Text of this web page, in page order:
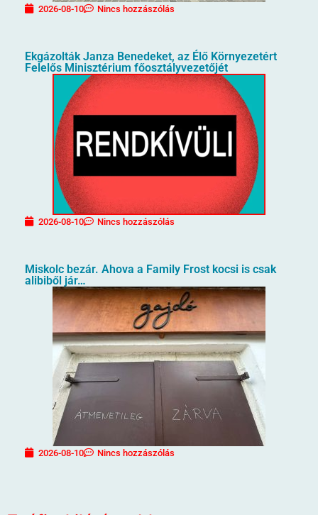
2026-08-10 Nincs hozzászólás
Ekgázolták Janza Benedeket, az Élő Környezetért
Felelős Minisztérium főosztályvezetőjét
2026-08-10 Nincs hozzászólás
Miskolc bezár. Ahova a Family Frost kocsi is csak
alibiből jár…
2026-08-10 Nincs hozzászólás